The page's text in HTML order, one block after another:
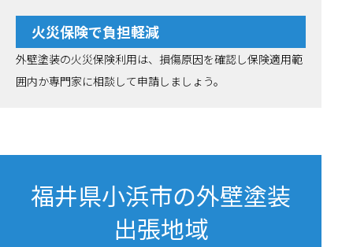
火災保険で負担軽減
外壁塗装の火災保険利用は、損傷原因を確認し保険適用範
囲内か専門家に相談して申請しましょう。
福井県小浜市の外壁塗装
出張地域